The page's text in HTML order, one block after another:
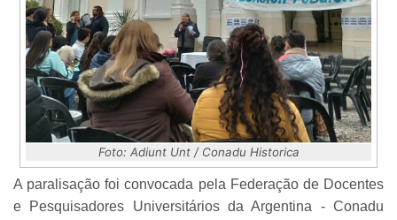
Foto: Adiunt Unt / Conadu Historica
A paralisação foi convocada pela Federação de Docentes
e Pesquisadores Universitários da Argentina - Conadu